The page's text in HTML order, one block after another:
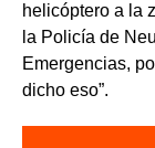
helicóptero a la
la Policía de
Emergencias,
dicho eso”.